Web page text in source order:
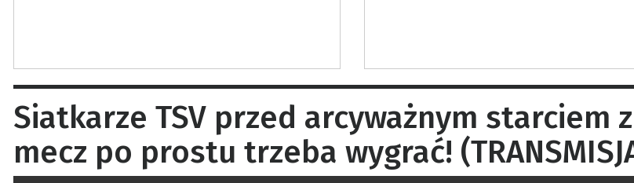
Siatkarze TSV przed arcyważnym starciem
mecz po prostu trzeba wygrać!